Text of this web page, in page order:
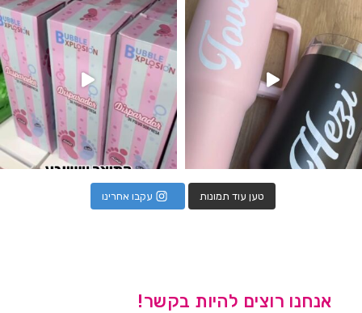
טען עוד תמונות עקבו אחרינו
אנחנו רוצים להיות בקשר!